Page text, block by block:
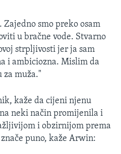
smo preko osam
u bračne vode. Stvarno
strpljivosti jer ja sam
i ambiciozna. Mislim da
za muža."
kaže da cijeni njenu
neki način promijenila i
i obzirnijom prema
puno, kaže Arwin: